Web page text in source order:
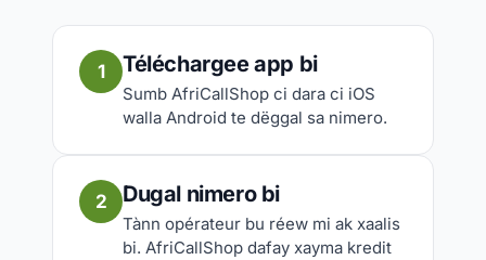
1 Téléchargee app bi
Sumb AfriCallShop ci dara ci iOS
walla Android te dëggal sa nimero.
2 Dugal nimero bi
Tànn opérateur bu réew mi ak xaalis
bi. AfriCallShop dafay xayma kredit